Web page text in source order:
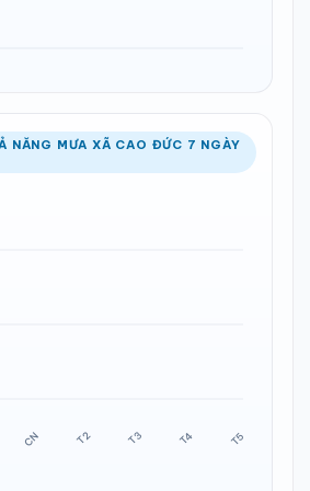
NĂNG MƯA XÃ CAO ĐỨC 7 NGÀY